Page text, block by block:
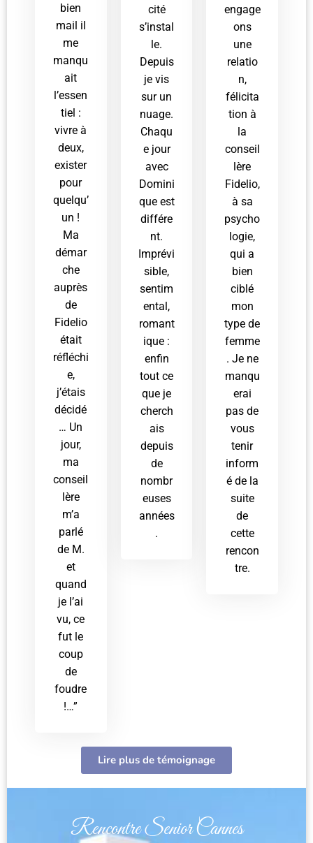
bien
mail il
me
manqu
ait
l’essen
tiel :
vivre à
deux,
exister
pour
quelqu’
un !
Ma
démar
che
auprès
de
Fidelio
était
réfléchi
e,
j’étais
décidé
… Un
jour,
ma
conseil
lère
m’a
parlé
de M.
et
quand
je l’ai
vu, ce
fut le
coup
de
foudre
!…”
cité
s’instal
le.
Depuis
je vis
sur un
nuage.
Chaqu
e jour
avec
Domini
que est
différe
nt.
Imprévi
sible,
sentim
ental,
romant
ique :
enfin
tout ce
que je
cherch
ais
depuis
de
nombr
euses
années
.
engage
ons
une
relatio
n,
félicita
tion à
la
conseil
lère
Fidelio,
à sa
psycho
logie,
qui a
bien
ciblé
mon
type de
femme
. Je ne
manqu
erai
pas de
vous
tenir
inform
é de la
suite
de
cette
rencon
tre.
Lire plus de témoignage
Rencontre Senior Cannes